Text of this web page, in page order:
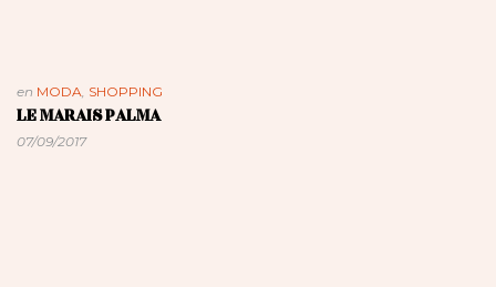
en MODA, SHOPPING
LE MARAIS PALMA
07/09/2017